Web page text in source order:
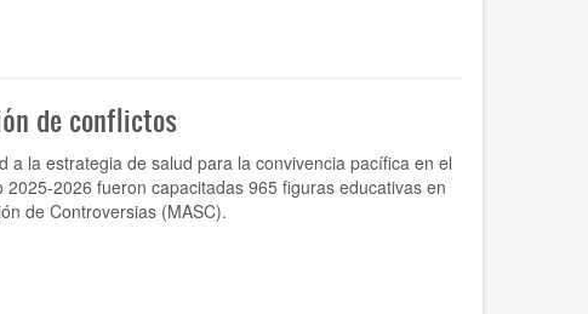
de conflictos
a la estrategia de salud para la convivencia pacífica en el
2026 fueron capacitadas 965 figuras educativas en
de Controversias (MASC).